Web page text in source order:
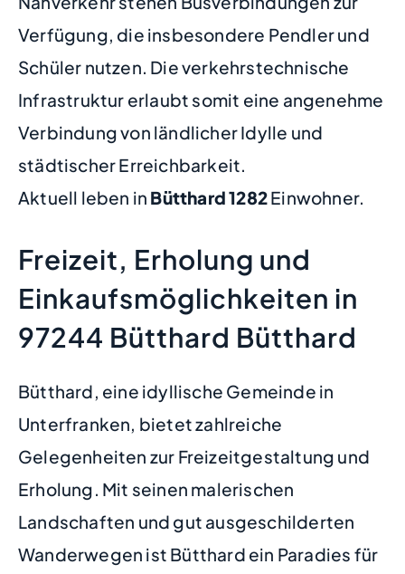
Verfügung, die insbesondere Pendler und
Schüler nutzen. Die verkehrstechnische
Infrastruktur erlaubt somit eine angenehme
Verbindung von ländlicher Idylle und
städtischer Erreichbarkeit.
Aktuell leben in Bütthard1282Einwohner.
Freizeit, Erholung und
Einkaufsmöglichkeiten in
97244 Bütthard Bütthard
Bütthard, eine idyllische Gemeinde in
Unterfranken, bietet zahlreiche
Gelegenheiten zur Freizeitgestaltung und
Erholung. Mit seinen malerischen
Landschaften und gut ausgeschilderten
Wanderwegen ist Bütthard ein Paradies für